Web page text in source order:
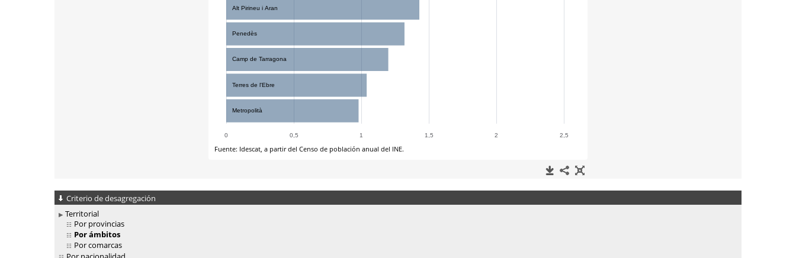
Criterio de desagregación
Territorial
Por provincias
Por ámbitos
Por comarcas